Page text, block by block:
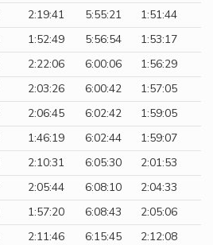
2:19:41 5:55:21
1:51:44
1:52:49 5:56:54
1:53:17
2:22:06 6:00:06
1:56:29
2:03:26 6:00:42
1:57:05
2:06:45 6:02:42
1:59:05
1:46:19 6:02:44
1:59:07
2:10:31 6:05:30
2:01:53
2:05:44 6:08:10
2:04:33
1:57:20 6:08:43
2:05:06
2:11:46 6:15:45 2:12:08